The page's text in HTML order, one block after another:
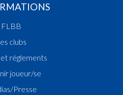
FLBB
clubs
réglements
joueur/se
Presse